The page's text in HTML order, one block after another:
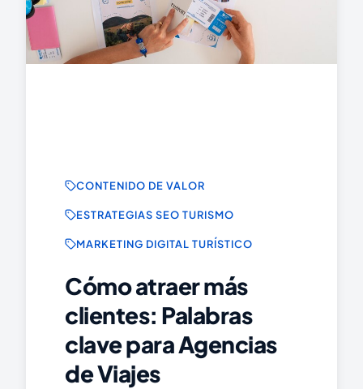
CONTENIDO DE VALOR
ESTRATEGIAS SEO TURISMO
MARKETING DIGITAL TURÍSTICO
Cómo atraer más
clientes: Palabras
clave para Agencias
de Viajes